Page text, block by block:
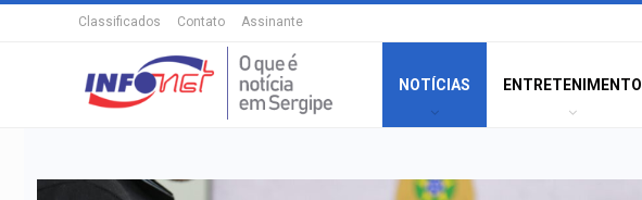
Classificados Contato Assinante
NOTÍCIAS ENTRETENIMENTO